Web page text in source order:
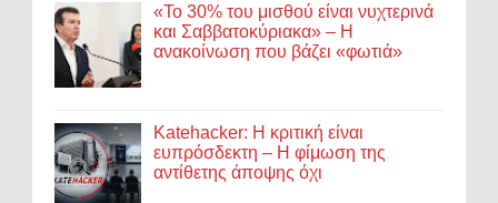
«Το 30% του μισθού είναι νυχτερινά
και Σαββατοκύριακα» – Η
ανακοίνωση που βάζει «φωτιά»
Katehacker: Η κριτική είναι
ευπρόσδεκτη – Η φίμωση της
αντίθετης άποψης όχι